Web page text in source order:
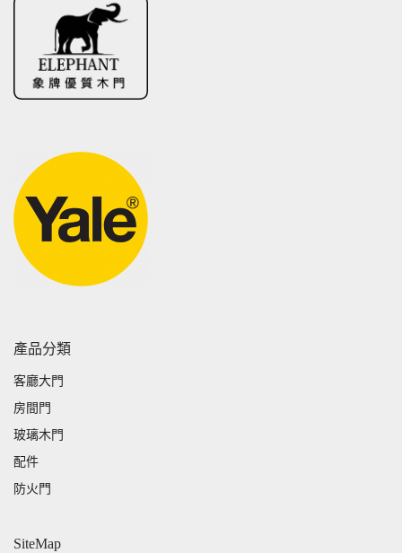
產品分類
客廳大門
房間門
玻璃木門
配件
防火門
SiteMap